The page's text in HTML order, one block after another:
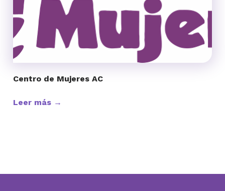
Centro de Mujeres AC
Leer más →